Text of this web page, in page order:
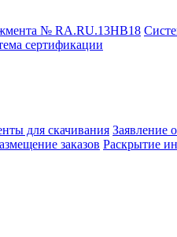
№ RA.RU.13HB18
сертификации
для скачивания Заявление
заказов Раскрытие